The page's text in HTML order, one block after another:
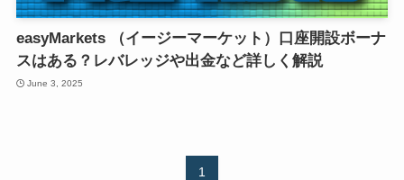
easyMarkets （イージーマーケット）口座開設ボーナ
スはある？レバレッジや出金など詳しく解説
June 3, 2025
1